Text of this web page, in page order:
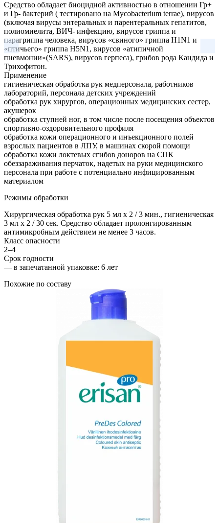
Средство обладает биоцидной активностью в отношении Гр+
и Гр- бактерий ( тестировано на Mycobacterium terrae), вирусов
(включая вирусы энтеральных и парентеральных гепатитов,
полиомиелита, ВИЧ- инфекцию, вирусов гриппа и
парагриппа человека, вирусов «свиного» гриппа H1N1 и
«птичьего» гриппа H5N1, вирусов «атипичной
пневмонии»(SARS), вирусов герпеса), грибов рода Кандида и
Трихофитон.
Применение
гигиеническая обработка рук медперсонала, работников
лабораторий, персонала детских учреждений
обработка рук хирургов, операционных медицинских сестер,
акушерок
обработка ступней ног, в том числе после посещения объектов
спортивно-оздоровительного профиля
обработка кожи операционного и инъекционного полей
взрослых пациентов в ЛПУ, в машинах скорой помощи
обработка кожи локтевых сгибов доноров на СПК
обеззараживания перчаток, надетых на руки медицинского
персонала при работе с потенциально инфицированным
материалом
Режимы обработки
Хирургическая обработка рук 5 мл х 2 / 3 мин., гигиеническая
3 мл х 2 / 30 сек. Средство обладает пролонгированным
антимикробным действием не менее 3 часов.
Класс опасности
2–4
Срок годности
— в запечатанной упаковке: 6 лет
Похожие по составу